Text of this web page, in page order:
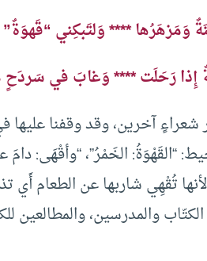
وَمَزهَرُها **** وَلتَبكِني “قَهوَةٌ”
إِذا رَحَلَت **** وَغابَ في سَردَحٍ
شعراءٍ آخرين، وقد وقفنا
“القَهْوَةُ: الخَمْرُ”، “وأقْهَى:
تُقْهِي شاربها عن الطعام
والمدرسين، والمطالعين